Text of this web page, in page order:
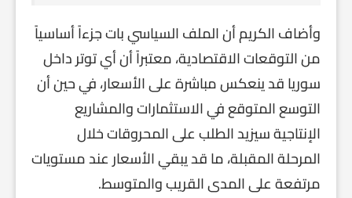
وأضاف الكريم أن الملف السياسي بات جزءاً أساسياً
من التوقعات الاقتصادية، معتبراً أن أي توتر داخل
سوريا قد ينعكس مباشرة على الأسعار، في حين أن
التوسع المتوقع في الاستثمارات والمشاريع
الإنتاجية سيزيد الطلب على المحروقات خلال
المرحلة المقبلة، ما قد يبقي الأسعار عند مستويات
مرتفعة على المدى القريب والمتوسط.